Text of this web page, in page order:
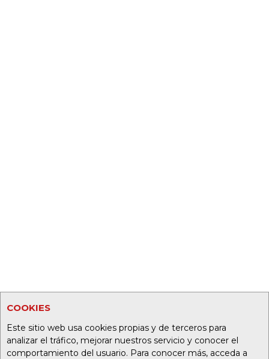
COOKIES
Este sitio web usa cookies propias y de terceros para
analizar el tráfico, mejorar nuestros servicio y conocer el
comportamiento del usuario. Para conocer más, acceda a